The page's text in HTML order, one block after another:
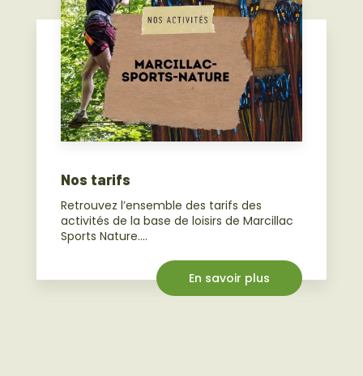
Nos tarifs
Retrouvez l’ensemble des tarifs des
activités de la base de loisirs de Marcillac
Sports Nature....
En savoir plus